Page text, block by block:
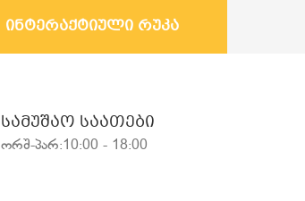
ინტერაქტიული რუკა
ᲡᲐᲛᲣᲨᲐᲝ ᲡᲐᲐᲗᲔᲑᲘ
ორშ-პარ:10:00 - 18:00